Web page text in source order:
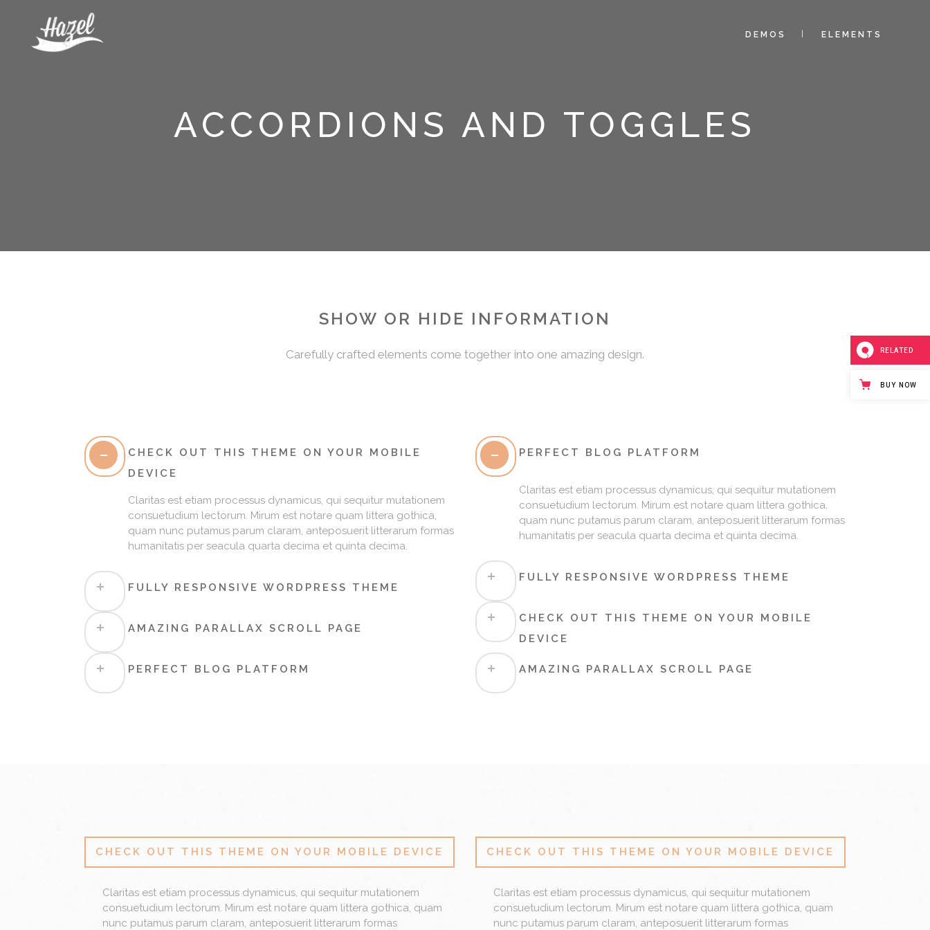
DEMOS ELEMENTS
ACCORDIONS AND TOGGLES
SHOW OR HIDE INFORMATION
Carefully crafted elements come together into one amazing design.
CHECK OUT THIS THEME ON YOUR MOBILE
DEVICE
Claritas est etiam processus dynamicus, qui sequitur mutationem
consuetudium lectorum. Mirum est notare quam littera gothica,
quam nunc putamus parum claram, anteposuerit litterarum formas
humanitatis per seacula quarta decima et quinta decima.
FULLY RESPONSIVE WORDPRESS THEME
AMAZING PARALLAX SCROLL PAGE
PERFECT BLOG PLATFORM
PERFECT BLOG PLATFORM
Claritas est etiam processus dynamicus, qui sequitur mutationem
consuetudium lectorum. Mirum est notare quam littera gothica,
quam nunc putamus parum claram, anteposuerit litterarum formas
humanitatis per seacula quarta decima et quinta decima.
FULLY RESPONSIVE WORDPRESS THEME
CHECK OUT THIS THEME ON YOUR MOBILE
DEVICE
AMAZING PARALLAX SCROLL PAGE
CHECK OUT THIS THEME ON YOUR MOBILE DEVICE
Claritas est etiam processus dynamicus, qui sequitur mutationem
consuetudium lectorum. Mirum est notare quam littera gothica, quam
nunc putamus parum claram, anteposuerit litterarum formas
CHECK OUT THIS THEME ON YOUR MOBILE DEVICE
Claritas est etiam processus dynamicus, qui sequitur mutationem
consuetudium lectorum. Mirum est notare quam littera gothica, quam
nunc putamus parum claram, anteposuerit litterarum formas
RELATED
BUY NOW